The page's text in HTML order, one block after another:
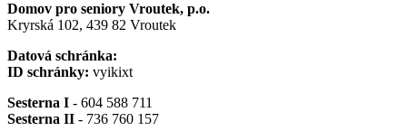
Domov pro seniory Vroutek, p.o.
Kryrská 102, 439 82 Vroutek
Datová schránka:
ID schránky: vyikixt
Sesterna I - 604 588 711
Sesterna II - 736 760 157